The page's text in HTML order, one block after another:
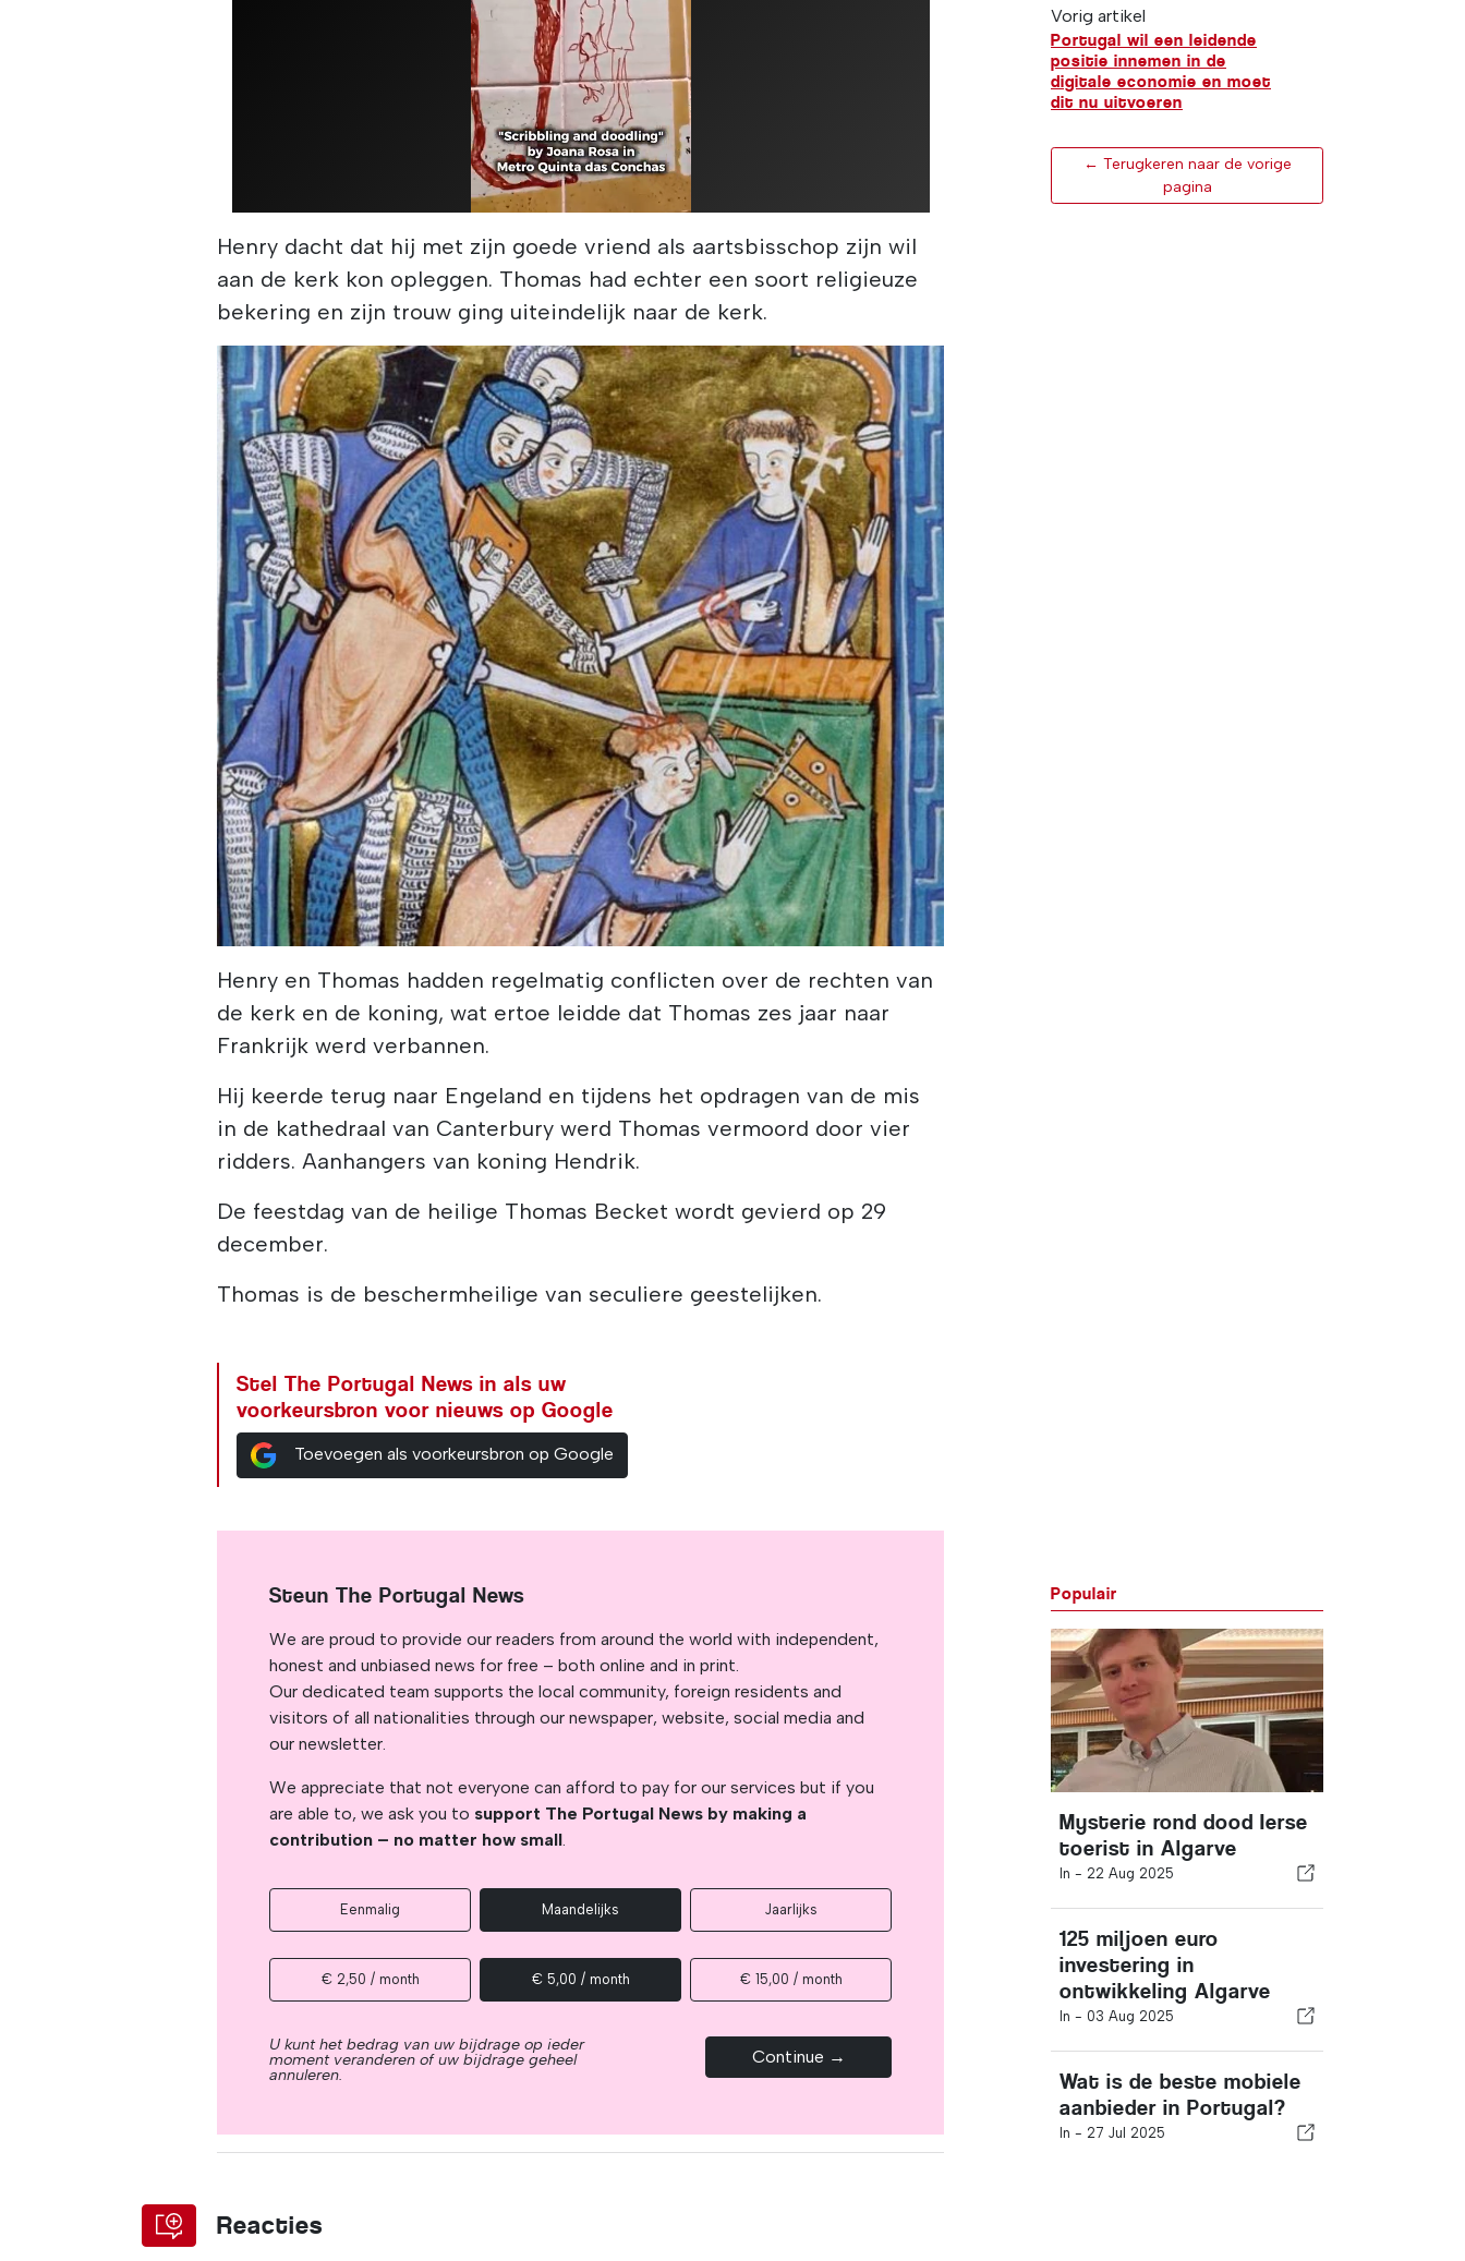
Henry dacht dat hij met zijn goede vriend als aartsbisschop zijn wil
aan de kerk kon opleggen. Thomas had echter een soort religieuze
bekering en zijn trouw ging uiteindelijk naar de kerk.
Henry en Thomas hadden regelmatig conflicten over de rechten van
de kerk en de koning, wat ertoe leidde dat Thomas zes jaar naar
Frankrijk werd verbannen.
Hij keerde terug naar Engeland en tijdens het opdragen van de mis
in de kathedraal van Canterbury werd Thomas vermoord door vier
ridders. Aanhangers van koning Hendrik.
De feestdag van de heilige Thomas Becket wordt gevierd op 29
december.
Thomas is de beschermheilige van seculiere geestelijken.
Stel The Portugal News in als uw
voorkeursbron voor nieuws op Google
Toevoegen als voorkeursbron op Google
Vorig artikel
Portugal wil een leidende
positie innemen in de
digitale economie en moet
dit nu uitvoeren
← Terugkeren naar de vorige
pagina
Steun The Portugal News
We are proud to provide our readers from around the world with independent,
honest and unbiased news for free – both online and in print.
Our dedicated team supports the local community, foreign residents and
visitors of all nationalities through our newspaper, website, social media and
our newsletter.
We appreciate that not everyone can afford to pay for our services but if you
are able to, we ask you to support The Portugal News by making a
contribution – no matter how small.
Eenmalig Maandelijks Jaarlijks
€ 2,50 / month € 5,00 / month € 15,00 / month
U kunt het bedrag van uw bijdrage op ieder
moment veranderen of uw bijdrage geheel
annuleren.
Continue →
Reacties
Populair
Mysterie rond dood Ierse
toerist in Algarve
In - 22 Aug 2025
125 miljoen euro
investering in
ontwikkeling Algarve
In - 03 Aug 2025
Wat is de beste mobiele
aanbieder in Portugal?
In - 27 Jul 2025